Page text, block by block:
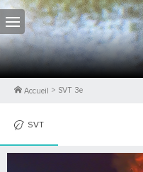
Accueil > SVT 3e
SVT